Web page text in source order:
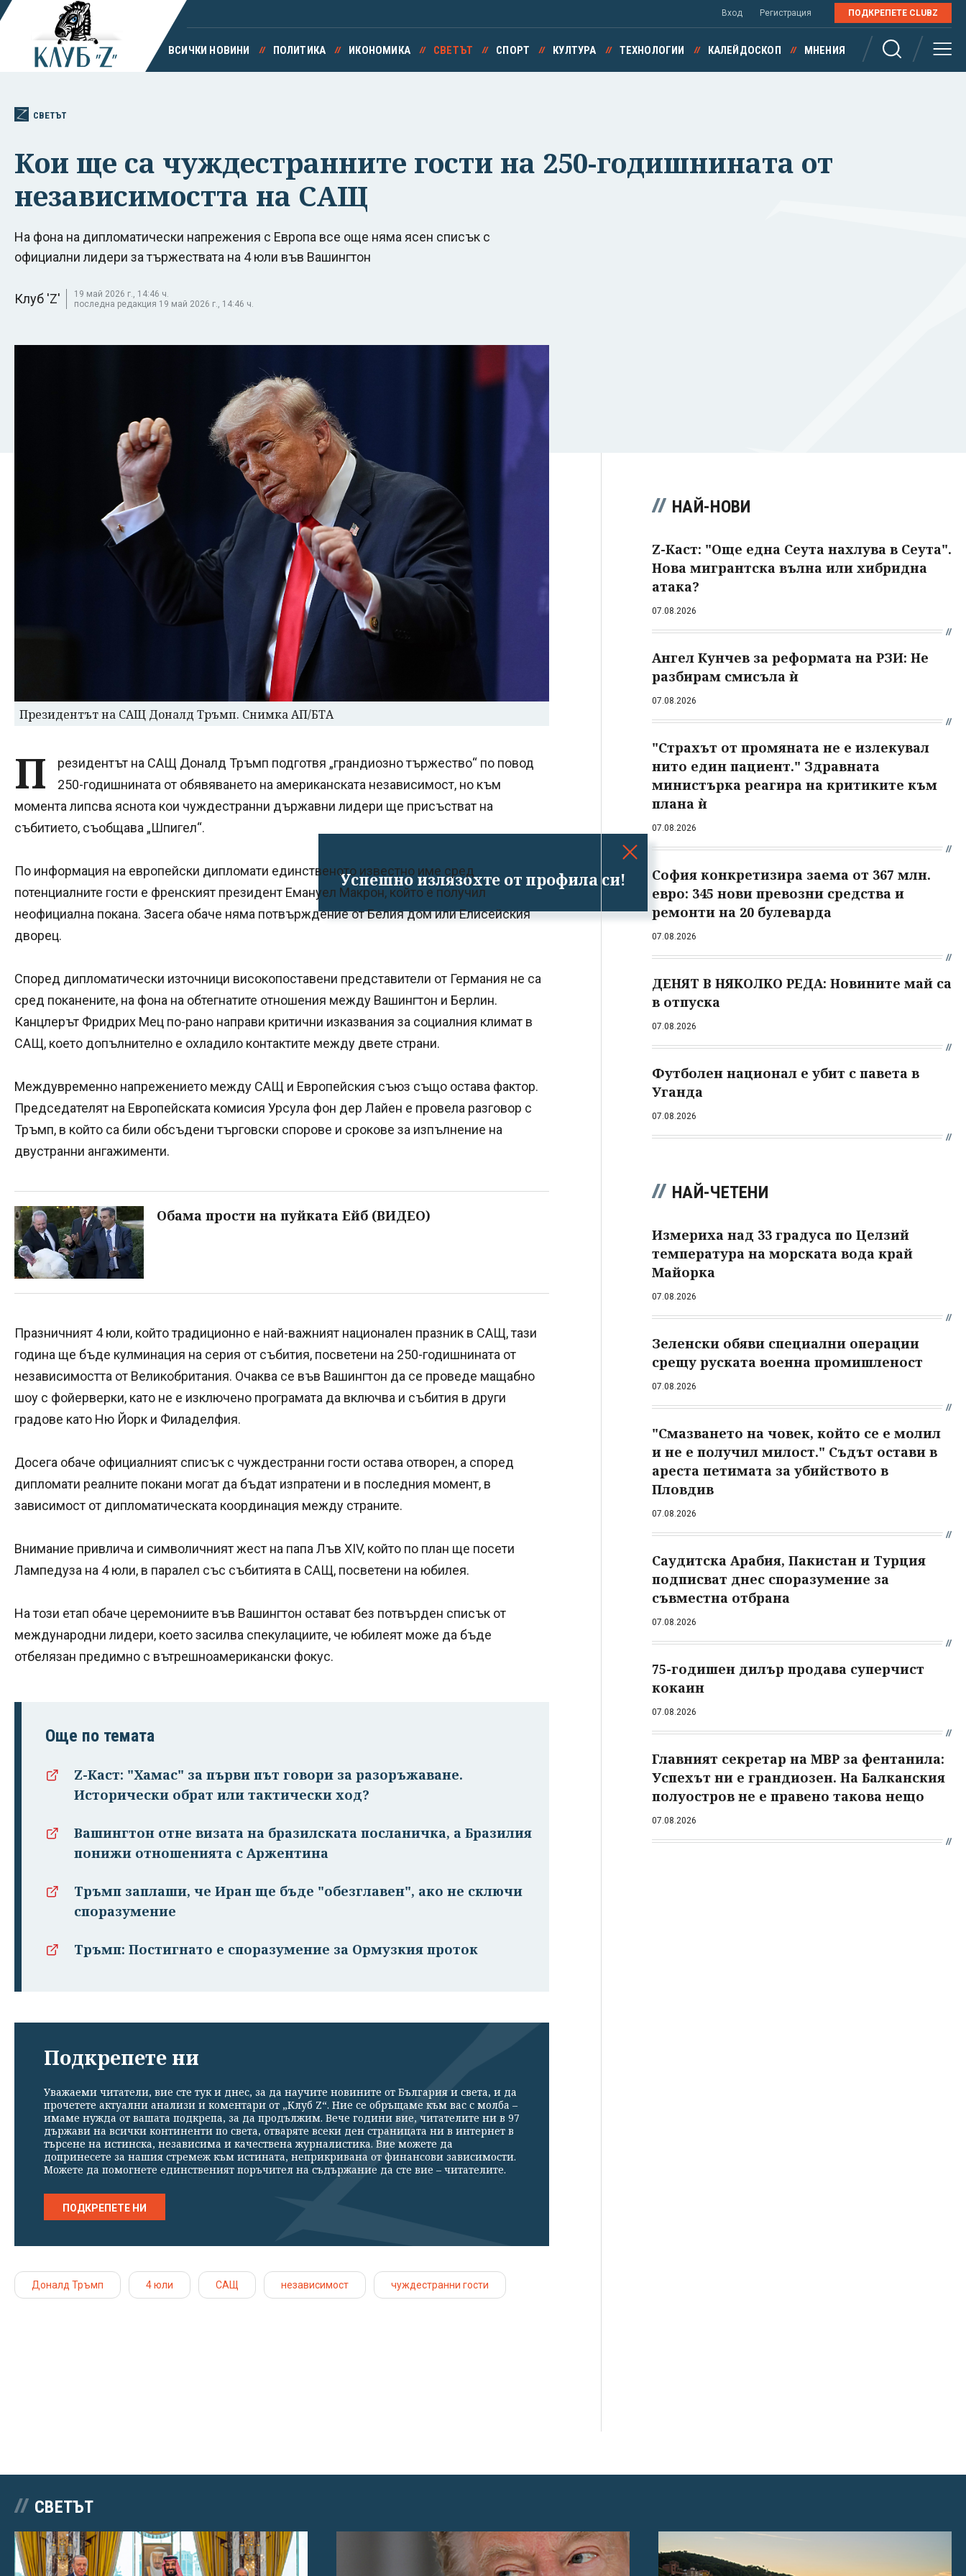
Успешно излязохте от профила си!
Вход Регистрация ПОДКРЕПЕТЕ CLUBZ
ВСИЧКИ НОВИНИ ПОЛИТИКА ИКОНОМИКА СВЕТЪТ СПОРТ КУЛТУРА ТЕХНОЛОГИИ КАЛЕЙДОСКОП МНЕНИЯ
СВЕТЪТ
Кои ще са чуждестранните гости на 250-годишнината от
независимостта на САЩ
На фона на дипломатически напрежения с Европа все още няма ясен списък с
официални лидери за тържествата на 4 юли във Вашингтон
Клуб 'Z'
19 май 2026 г., 14:46 ч.
последна редакция 19 май 2026 г., 14:46 ч.
Президентът на САЩ Доналд Тръмп. Снимка АП/БТА
П
резидентът на САЩ Доналд Тръмп подготвя „грандиозно тържество“ по повод
250-годишнината от обявяването на американската независимост, но към
момента липсва яснота кои чуждестранни държавни лидери ще присъстват на
събитието, съобщава „Шпигел“.
По информация на европейски дипломати единственото известно име сред
потенциалните гости е френският президент Емануел Макрон, който е получил
неофициална покана. Засега обаче няма потвърждение от Белия дом или Елисейския
дворец.
Според дипломатически източници високопоставени представители от Германия не са
сред поканените, на фона на обтегнатите отношения между Вашингтон и Берлин.
Канцлерът Фридрих Мец по-рано направи критични изказвания за социалния климат в
САЩ, което допълнително е охладило контактите между двете страни.
Междувременно напрежението между САЩ и Европейския съюз също остава фактор.
Председателят на Европейската комисия Урсула фон дер Лайен е провела разговор с
Тръмп, в който са били обсъдени търговски спорове и срокове за изпълнение на
двустранни ангажименти.
Обама прости на пуйката Ейб (ВИДЕО)
Празничният 4 юли, който традиционно е най-важният национален празник в САЩ, тази
година ще бъде кулминация на серия от събития, посветени на 250-годишнината от
независимостта от Великобритания. Очаква се във Вашингтон да се проведе мащабно
шоу с фойерверки, като не е изключено програмата да включва и събития в други
градове като Ню Йорк и Филаделфия.
Досега обаче официалният списък с чуждестранни гости остава отворен, а според
дипломати реалните покани могат да бъдат изпратени и в последния момент, в
зависимост от дипломатическата координация между страните.
Внимание привлича и символичният жест на папа Лъв XIV, който по план ще посети
Лампедуза на 4 юли, в паралел със събитията в САЩ, посветени на юбилея.
На този етап обаче церемониите във Вашингтон остават без потвърден списък от
международни лидери, което засилва спекулациите, че юбилеят може да бъде
отбелязан предимно с вътрешноамерикански фокус.
Още по темата
Z-Каст: "Хамас" за първи път говори за разоръжаване.
Исторически обрат или тактически ход?
Вашингтон отне визата на бразилската посланичка, а Бразилия
понижи отношенията с Аржентина
Тръмп заплаши, че Иран ще бъде "обезглавен", ако не сключи
споразумение
Тръмп: Постигнато е споразумение за Ормузкия проток
Подкрепете ни
Уважаеми читатели, вие сте тук и днес, за да научите новините от България и света, и да
прочетете актуални анализи и коментари от „Клуб Z“. Ние се обръщаме към вас с молба –
имаме нужда от вашата подкрепа, за да продължим. Вече години вие, читателите ни в 97
държави на всички континенти по света, отваряте всеки ден страницата ни в интернет в
търсене на истинска, независима и качествена журналистика. Вие можете да
допринесете за нашия стремеж към истината, неприкривана от финансови зависимости.
Можете да помогнете единственият поръчител на съдържание да сте вие – читателите.
ПОДКРЕПЕТЕ НИ
Доналд Тръмп 4 юли САЩ независимост чуждестранни гости
НАЙ-НОВИ
Z-Каст: "Още една Сеута нахлува в Сеута".
Нова мигрантска вълна или хибридна
атака?
07.08.2026
Ангел Кунчев за реформата на РЗИ: Не
разбирам смисъла ѝ
07.08.2026
"Страхът от промяната не е излекувал
нито един пациент." Здравната
министърка реагира на критиките към
плана ѝ
07.08.2026
София конкретизира заема от 367 млн.
евро: 345 нови превозни средства и
ремонти на 20 булеварда
07.08.2026
ДЕНЯТ В НЯКОЛКО РЕДА: Новините май са
в отпуска
07.08.2026
Футболен национал е убит с павета в
Уганда
07.08.2026
НАЙ-ЧЕТЕНИ
Измериха над 33 градуса по Целзий
температура на морската вода край
Майорка
07.08.2026
Зеленски обяви специални операции
срещу руската военна промишленост
07.08.2026
"Смазването на човек, който се е молил
и не е получил милост." Съдът остави в
ареста петимата за убийството в
Пловдив
07.08.2026
Саудитска Арабия, Пакистан и Турция
подписват днес споразумение за
съвместна отбрана
07.08.2026
75-годишен дилър продава суперчист
кокаин
07.08.2026
Главният секретар на МВР за фентанила:
Успехът ни е грандиозен. На Балканския
полуостров не е правено такова нещо
07.08.2026
СВЕТЪТ